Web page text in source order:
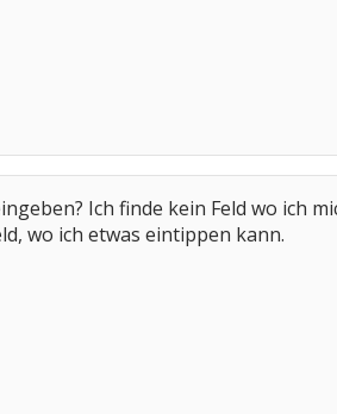
Ich finde kein Feld wo ich
wo ich etwas eintippen kann.